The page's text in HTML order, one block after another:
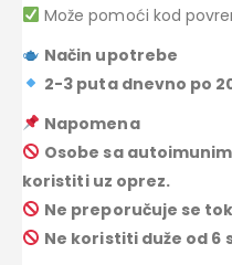
Može pomoći kod
Način upotrebe
2-3 puta dnevno po
Napomena
Osobe sa
koristiti uz oprez.
Ne preporučuje se
Ne koristiti duže od 6